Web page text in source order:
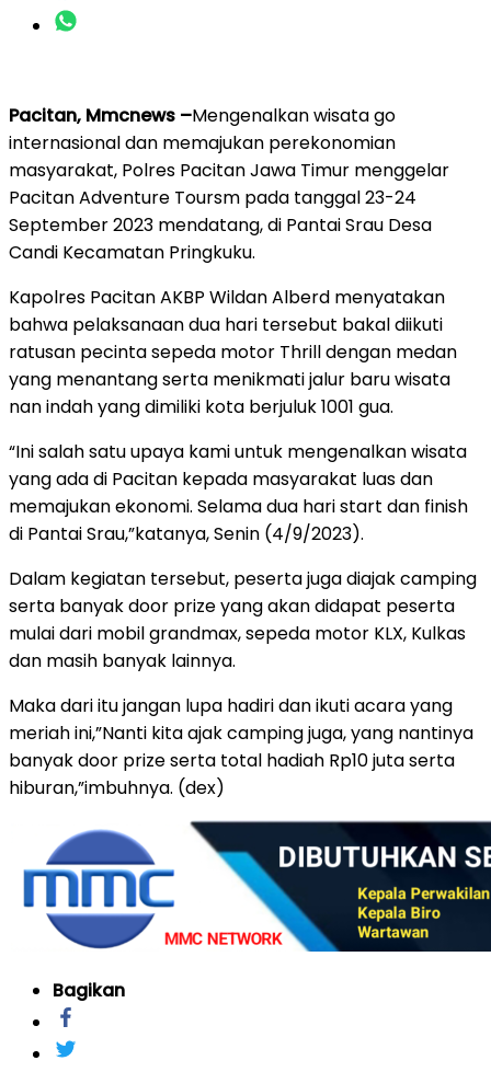
Pacitan, Mmcnews –Mengenalkan wisata go
internasional dan memajukan perekonomian
masyarakat, Polres Pacitan Jawa Timur menggelar
Pacitan Adventure Toursm pada tanggal 23-24
September 2023 mendatang, di Pantai Srau Desa
Candi Kecamatan Pringkuku.
Kapolres Pacitan AKBP Wildan Alberd menyatakan
bahwa pelaksanaan dua hari tersebut bakal diikuti
ratusan pecinta sepeda motor Thrill dengan medan
yang menantang serta menikmati jalur baru wisata
nan indah yang dimiliki kota berjuluk 1001 gua.
“Ini salah satu upaya kami untuk mengenalkan wisata
yang ada di Pacitan kepada masyarakat luas dan
memajukan ekonomi. Selama dua hari start dan finish
di Pantai Srau,”katanya, Senin (4/9/2023).
Dalam kegiatan tersebut, peserta juga diajak camping
serta banyak door prize yang akan didapat peserta
mulai dari mobil grandmax, sepeda motor KLX, Kulkas
dan masih banyak lainnya.
Maka dari itu jangan lupa hadiri dan ikuti acara yang
meriah ini,”Nanti kita ajak camping juga, yang nantinya
banyak door prize serta total hadiah Rp10 juta serta
hiburan,”imbuhnya. (dex)
Bagikan